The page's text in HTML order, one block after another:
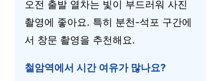
오전 출발 열차는 빛이 부드러워 사진
촬영에 좋아요. 특히 분천-석포 구간에
서 창문 촬영을 추천해요.
철암역에서 시간 여유가 많나요?